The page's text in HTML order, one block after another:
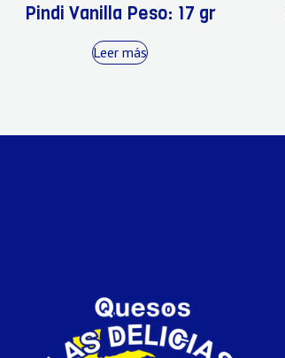
Pindi Vanilla Peso: 17 gr
Leer más